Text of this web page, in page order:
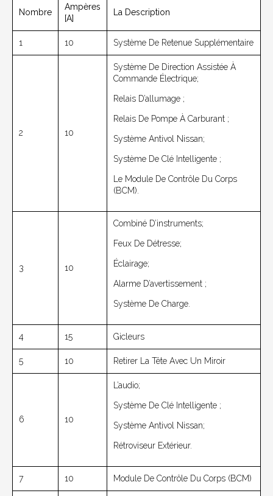
Nombre
Ampères
[A]
La Description
1 10 Système De Retenue Supplémentaire
2 10
Système De Direction Assistée À
Commande Électrique;
Relais D’allumage ;
Relais De Pompe À Carburant ;
Système Antivol Nissan;
Système De Clé Intelligente ;
Le Module De Contrôle Du Corps
(BCM).
3 10
Combiné D’instruments;
Feux De Détresse;
Éclairage;
Alarme D’avertissement ;
Système De Charge.
4 15 Gicleurs
5 10 Retirer La Tête Avec Un Miroir
6 10
L’audio;
Système De Clé Intelligente ;
Système Antivol Nissan;
Rétroviseur Extérieur.
7 10 Module De Contrôle Du Corps (BCM)